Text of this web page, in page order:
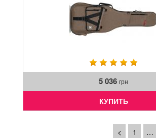
5 036 грн
КУПИТЬ
< 1 …